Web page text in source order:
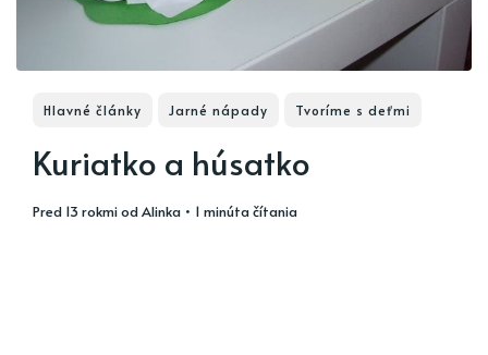
Hlavné články Jarné nápady Tvoríme s deťmi
Kuriatko a húsatko
pred 13 rokmiodAlinka • 1 minúta čítania